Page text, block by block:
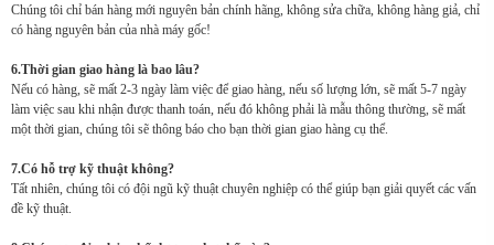
Chúng tôi chỉ bán hàng mới nguyên bản chính hãng, không sửa chữa, không hàng giả, chỉ
có hàng nguyên bản của nhà máy gốc!
6.Thời gian giao hàng là bao lâu?
Nếu có hàng, sẽ mất 2-3 ngày làm việc để giao hàng, nếu số lượng lớn, sẽ mất 5-7 ngày
làm việc sau khi nhận được thanh toán, nếu đó không phải là mẫu thông thường, sẽ mất
một thời gian, chúng tôi sẽ thông báo cho bạn thời gian giao hàng cụ thể.
7.Có hỗ trợ kỹ thuật không?
Tất nhiên, chúng tôi có đội ngũ kỹ thuật chuyên nghiệp có thể giúp bạn giải quyết các vấn
đề kỹ thuật.